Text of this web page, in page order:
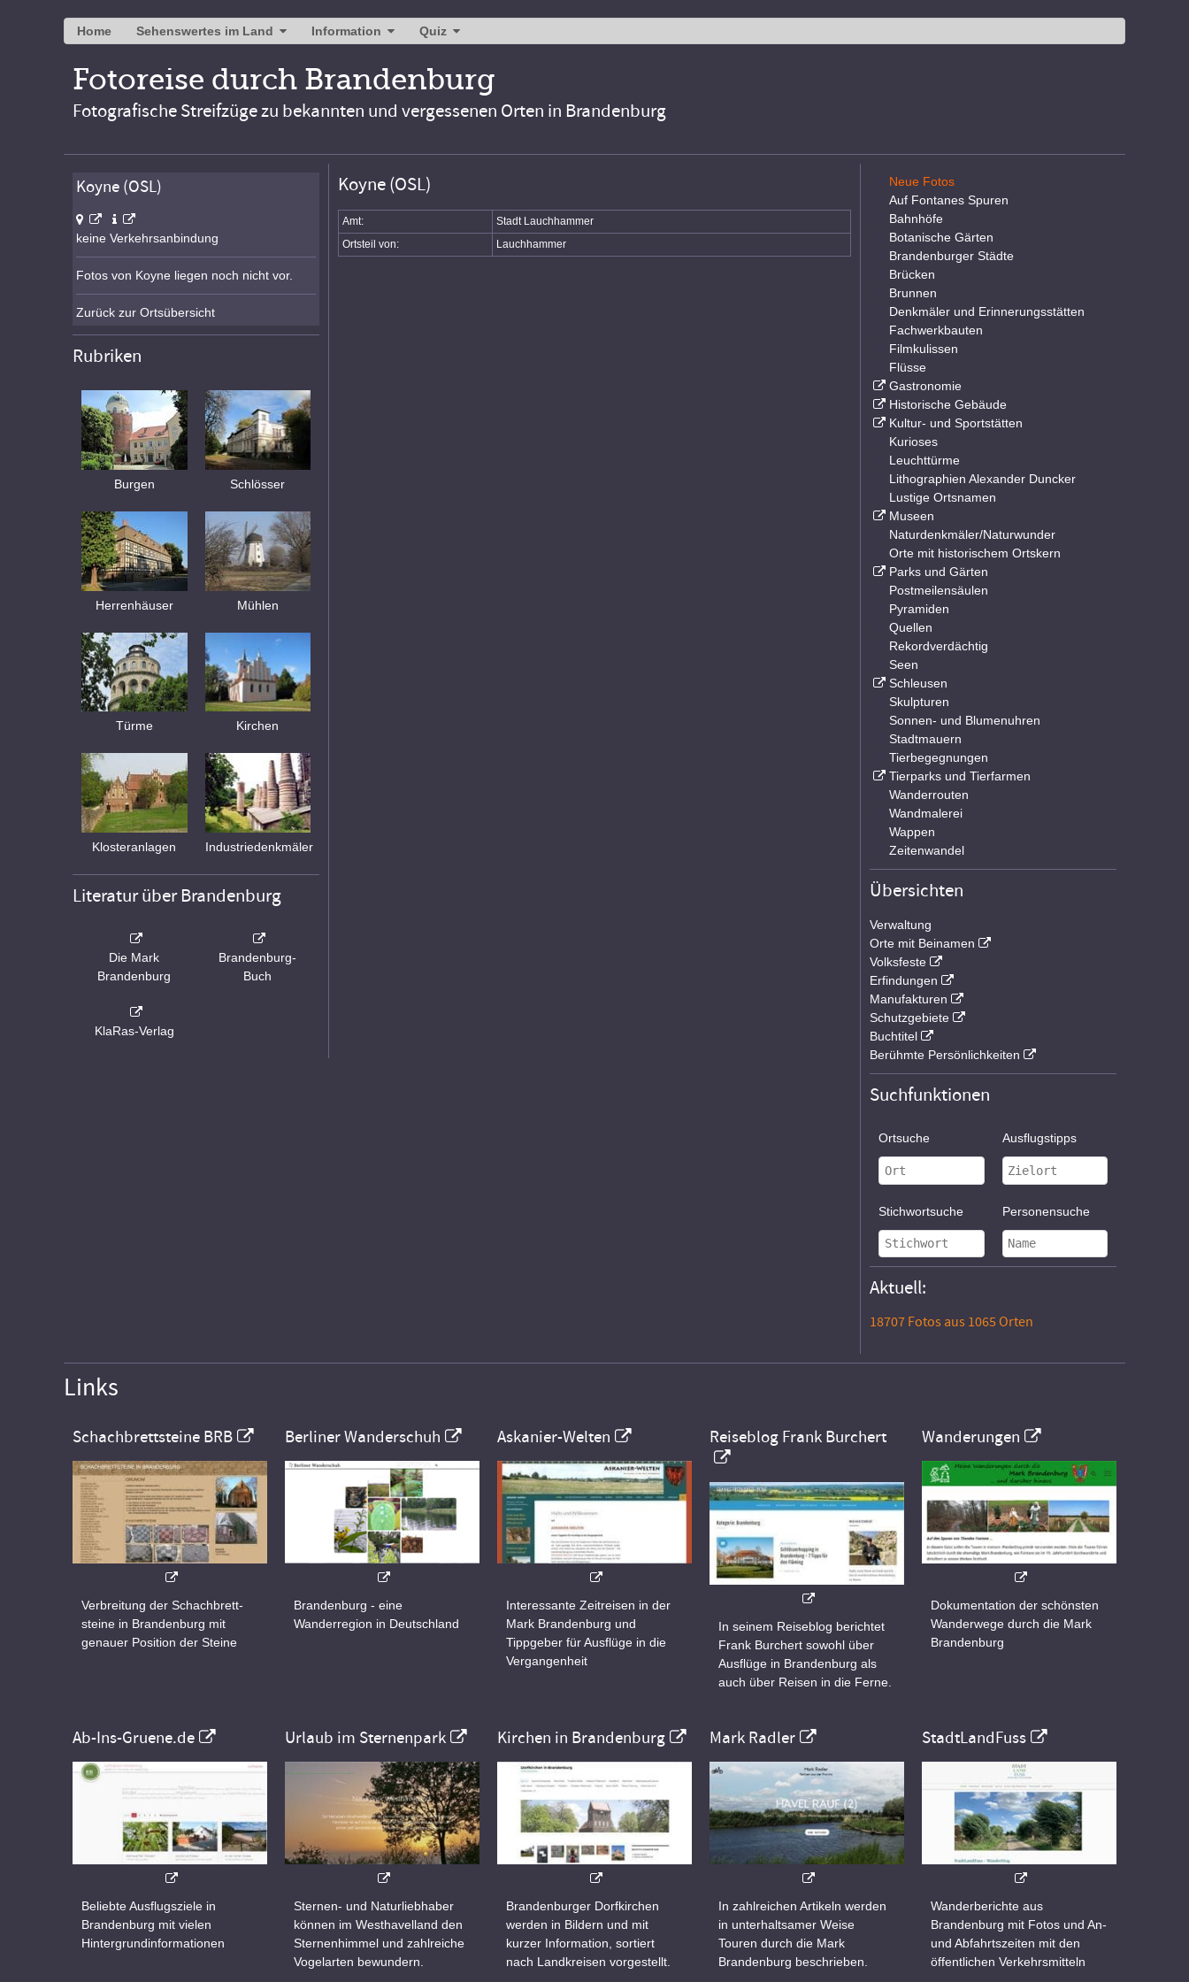
Home Sehenswertes im Land Information Quiz
Fotoreise durch Brandenburg
Fotografische Streifzüge zu bekannten und vergessenen Orten in Brandenburg
Koyne (OSL)
Amt:
Stadt Lauchhammer
Ortsteil von:
Lauchhammer
Koyne (OSL)
keine Verkehrsanbindung
Fotos von Koyne liegen noch nicht vor.
Zurück zur Ortsübersicht
Rubriken
Burgen Schlösser
Herrenhäuser Mühlen
Türme Kirchen
Klosteranlagen Industriedenkmäler
Literatur über Brandenburg
Die Mark
Brandenburg
Brandenburg-
Buch
KlaRas-Verlag
Neue Fotos
Auf Fontanes Spuren
Bahnhöfe
Botanische Gärten
Brandenburger Städte
Brücken
Brunnen
Denkmäler und Erinnerungsstätten
Fachwerkbauten
Filmkulissen
Flüsse
Gastronomie
Historische Gebäude
Kultur- und Sportstätten
Kurioses
Leuchttürme
Lithographien Alexander Duncker
Lustige Ortsnamen
Museen
Naturdenkmäler/Naturwunder
Orte mit historischem Ortskern
Parks und Gärten
Postmeilensäulen
Pyramiden
Quellen
Rekordverdächtig
Seen
Schleusen
Skulpturen
Sonnen- und Blumenuhren
Stadtmauern
Tierbegegnungen
Tierparks und Tierfarmen
Wanderrouten
Wandmalerei
Wappen
Zeitenwandel
Übersichten
Verwaltung
Orte mit Beinamen
Volksfeste
Erfindungen
Manufakturen
Schutzgebiete
Buchtitel
Berühmte Persönlichkeiten
Suchfunktionen
Ortsuche Ausflugstipps
Stichwortsuche Personensuche
Aktuell:
18707 Fotos aus 1065 Orten
Links
Schachbrettsteine BRB
Verbreitung der Schachbrett-
steine in Brandenburg mit
genauer Position der Steine
Berliner Wanderschuh
Brandenburg - eine
Wanderregion in Deutschland
Askanier-Welten
Interessante Zeitreisen in der
Mark Brandenburg und
Tippgeber für Ausflüge in die
Vergangenheit
Reiseblog Frank Burchert
In seinem Reiseblog berichtet
Frank Burchert sowohl über
Ausflüge in Brandenburg als
auch über Reisen in die Ferne.
Wanderungen
Dokumentation der schönsten
Wanderwege durch die Mark
Brandenburg
Ab-Ins-Gruene.de
Beliebte Ausflugsziele in
Brandenburg mit vielen
Hintergrundinformationen
Urlaub im Sternenpark
Sternen- und Naturliebhaber
können im Westhavelland den
Sternenhimmel und zahlreiche
Vogelarten bewundern.
Kirchen in Brandenburg
Brandenburger Dorfkirchen
werden in Bildern und mit
kurzer Information, sortiert
nach Landkreisen vorgestellt.
Mark Radler
In zahlreichen Artikeln werden
in unterhaltsamer Weise
Touren durch die Mark
Brandenburg beschrieben.
StadtLandFuss
Wanderberichte aus
Brandenburg mit Fotos und An-
und Abfahrtszeiten mit den
öffentlichen Verkehrsmitteln